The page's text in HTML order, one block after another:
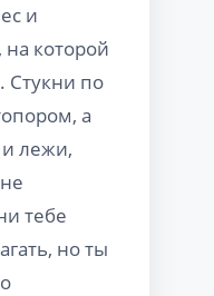
и
которой
Стукни по
а
лежи,
тебе
но ты